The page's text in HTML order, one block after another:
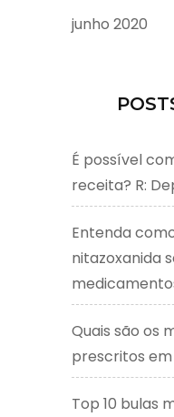
junho 2020
É possível
receita? R:
Entenda
nitazoxanida
Quais são os
prescritos em
Top 10 bulas